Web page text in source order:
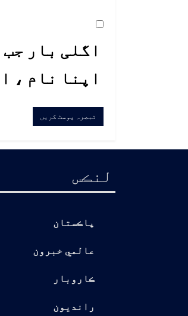
اگلی بار
اپنا نام ،
لنڪس
پاڪستان
عالمي خبرون
ڪاروبار
رانديون